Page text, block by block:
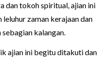
dan tokoh spiritual, ajian ini
zaman kerajaan dan
kalangan.
ajian ini begitu ditakuti dan